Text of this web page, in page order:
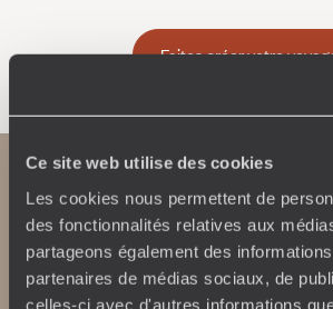
Ce site web utilise des cookies
Les cookies nous permettent de
des fonctionnalités relatives aux
partageons également des
partenaires de médias sociaux, de
celles-ci avec d'autres informations
Faites créer votre